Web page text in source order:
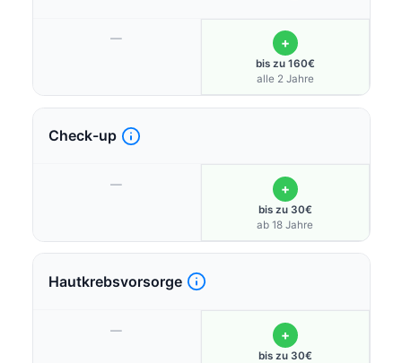
— +
bis zu 160€
alle 2 Jahre
Check-up
— +
bis zu 30€
ab 18 Jahre
Hautkrebsvorsorge
— +
bis zu 30€